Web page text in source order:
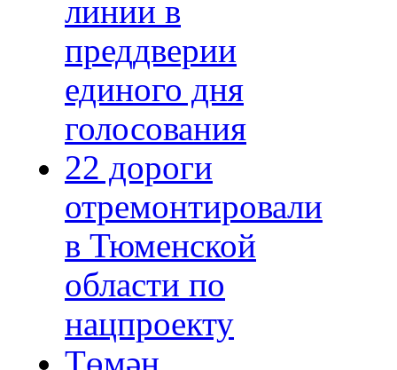
линии в
преддверии
единого дня
голосования
22 дороги
отремонтировали
в Тюменской
области по
нацпроекту